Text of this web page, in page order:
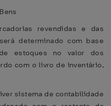
revendidas e das
determinado com base
estoques no valor dos
com o livro de inventário,
sistema de contabilidade